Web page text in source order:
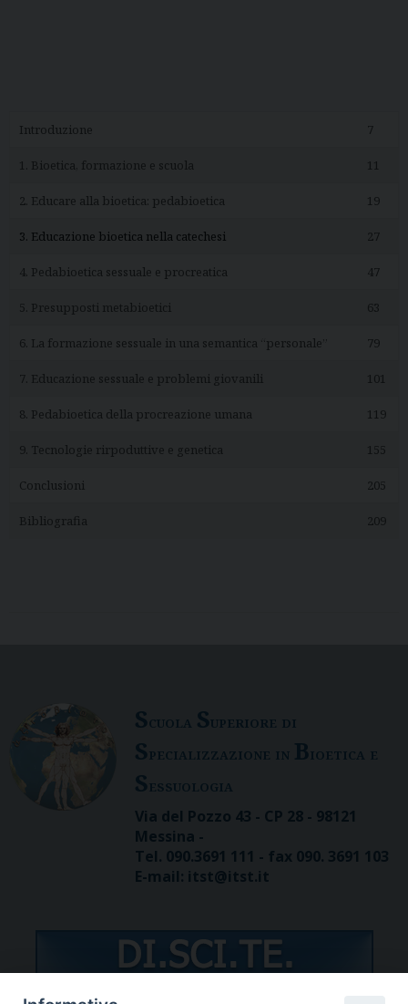
Introduzione 7
1. Bioetica, formazione e scuola 11
2. Educare alla bioetica: pedabioetica 19
3. Educazione bioetica nella catechesi 27
4. Pedabioetica sessuale e procreatica 47
5. Presupposti metabioetici 63
6. La formazione sessuale in una semantica “personale” 79
7. Educazione sessuale e problemi giovanili 101
8. Pedabioetica della procreazione umana 119
9. Tecnologie rirpoduttive e genetica 155
Conclusioni 205
Bibliografia 209
Scuola Superiore di
Specializzazione in Bioetica e
Sessuologia
Via del Pozzo 43 - CP 28 - 98121
Messina -
Tel. 090.3691 111 - fax 090. 3691 103
E-mail: itst@itst.it